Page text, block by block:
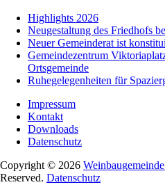
Highlights 2026
Neugestaltung des Friedhofs
Neuer Gemeinderat ist
Gemeindezentrum
Ortsgemeinde
Ruhegelegenheiten für
Impressum
Kontakt
Downloads
Datenschutz
Copyright © 2026
Reserved. Datenschutz